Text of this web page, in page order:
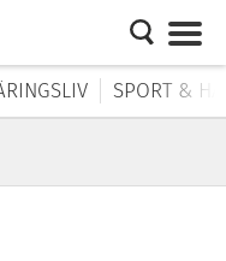
SPORT &